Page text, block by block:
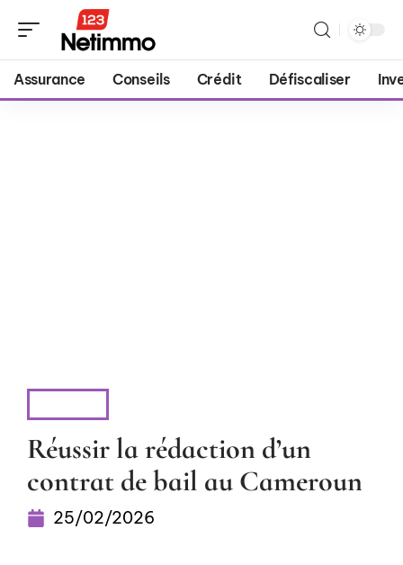
Assurance Conseils Crédit Défiscaliser
Réussir la rédaction d’un
contrat de bail au Cameroun
25/02/2026